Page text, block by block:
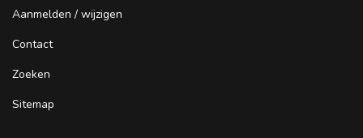
Aanmelden / wijzigen
Contact
Zoeken
Sitemap